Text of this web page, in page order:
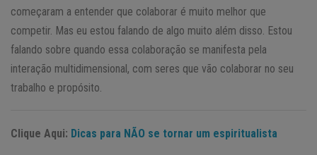
começaram a entender que colaborar é muito melhor que
competir. Mas eu estou falando de algo muito além disso. Estou
falando sobre quando essa colaboração se manifesta pela
interação multidimensional, com seres que vão colaborar no seu
trabalho e propósito.
Clique Aqui: Dicas para NÃO se tornar um espiritualista